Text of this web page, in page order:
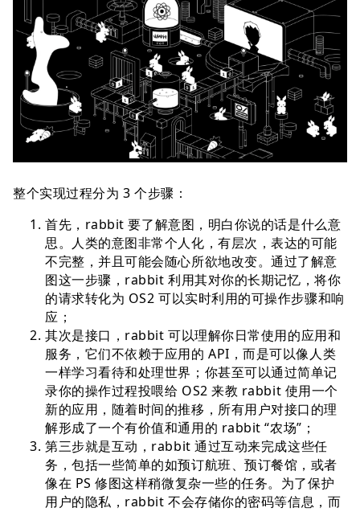
整个实现过程分为 3 个步骤：
首先，rabbit 要了解意图，明白你说的话是什么意
思。人类的意图非常个人化，有层次，表达的可能
不完整，并且可能会随心所欲地改变。通过了解意
图这一步骤，rabbit 利用其对你的长期记忆，将你
的请求转化为 OS2 可以实时利用的可操作步骤和响
应；
其次是接口，rabbit 可以理解你日常使用的应用和
服务，它们不依赖于应用的 API，而是可以像人类
一样学习看待和处理世界；你甚至可以通过简单记
录你的操作过程投喂给 OS2 来教 rabbit 使用一个
新的应用，随着时间的推移，所有用户对接口的理
解形成了一个有价值和通用的 rabbit “农场”；
第三步就是互动，rabbit 通过互动来完成这些任
务，包括一些简单的如预订航班、预订餐馆，或者
像在 PS 修图这样稍微复杂一些的任务。为了保护
用户的隐私，rabbit 不会存储你的密码等信息，而